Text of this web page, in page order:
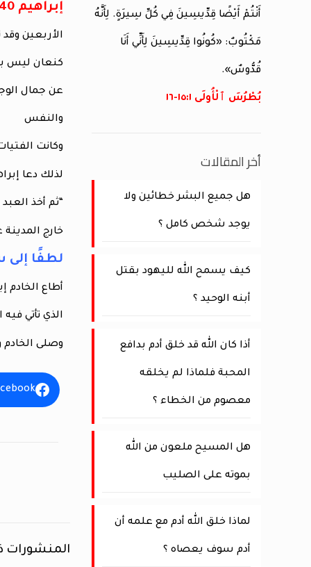
إبراهيم 140 سنه
الأربعين
كنعان ليس
عن جمال
والنفس
وكانت
لذلك دعا
“ثم أخذ
خارج
لطفًا إلى
أطاع
الذي تأتي
وصلى الخادم
المنشورات
أَنْتُمْ أَيْضًا قِدِّيسِينَ فِي كُلِّ سِيرَةٍ. لِأَنَّهُ
مَكْتُوبٌ: «كُونُوا قِدِّيسِينَ لِأَنِّي أَنَا
قُدُّوسٌ».
بُطْرُسَ ٱلْأُولَى ١:‏١٥-‏١٦
أخر المقالات
هل جميع البشر خطائين ولا
يوجد شخص كامل ؟
كيف يسمح الله لليهود بقتل
أبنه الوحيد ؟
أذا كان الله قد خلق أدم بدافع
المحبة فلماذا لم يخلقه
معصوم من الخطاء ؟
هل المسيح ملعون من الله
بموته على الصليب
لماذا خلق الله أدم مع علمه أن
أدم سوف يعصاه ؟